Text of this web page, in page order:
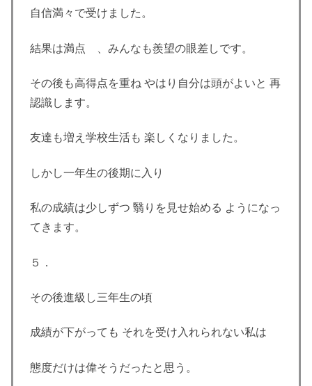
自信満々で受けました。
結果は満点 、みんなも羨望の眼差しです。
その後も高得点を重ね やはり自分は頭がよいと 再
認識します。
友達も増え学校生活も 楽しくなりました。
しかし一年生の後期に入り
私の成績は少しずつ 翳りを見せ始める ようになっ
てきます。
５．
その後進級し三年生の頃
成績が下がっても それを受け入れられない私は
態度だけは偉そうだったと思う。